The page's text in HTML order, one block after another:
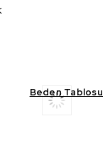
Beden Tablosu